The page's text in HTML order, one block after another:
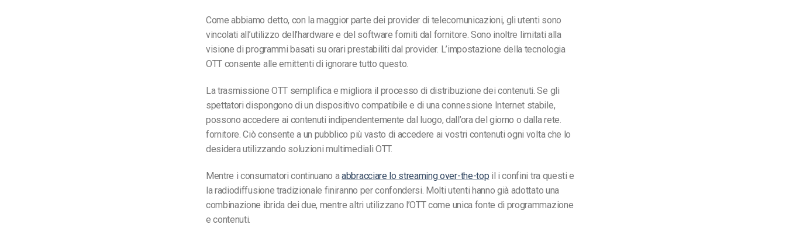
Come abbiamo detto, con la maggior parte dei provider di telecomunicazioni, gli utenti sono
vincolati all’utilizzo dell’hardware e del software forniti dal fornitore. Sono inoltre limitati alla
visione di programmi basati su orari prestabiliti dal provider. L’impostazione della tecnologia
OTT consente alle emittenti di ignorare tutto questo.
La trasmissione OTT semplifica e migliora il processo di distribuzione dei contenuti. Se gli
spettatori dispongono di un dispositivo compatibile e di una connessione Internet stabile,
possono accedere ai contenuti indipendentemente dal luogo, dall’ora del giorno o dalla rete.
fornitore. Ciò consente a un pubblico più vasto di accedere ai vostri contenuti ogni volta che lo
desidera utilizzando soluzioni multimediali OTT.
Mentre i consumatori continuano aabbracciare lo streaming over-the-top il i confini tra questi e
la radiodiffusione tradizionale finiranno per confondersi. Molti utenti hanno già adottato una
combinazione ibrida dei due, mentre altri utilizzano l’OTT come unica fonte di programmazione
e contenuti.